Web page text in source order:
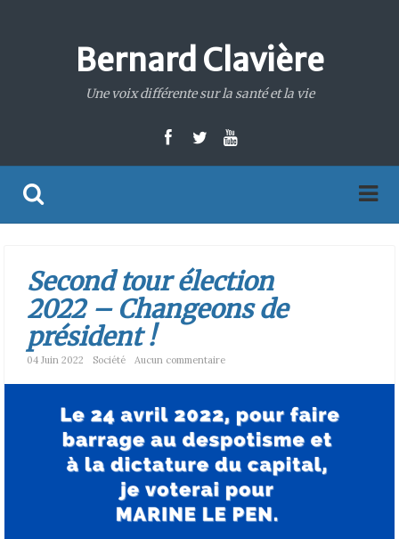
Bernard Clavière
Une voix différente sur la santé et la vie
Second tour élection
2022 – Changeons de
président !
04 Juin 2022 Société Aucun commentaire